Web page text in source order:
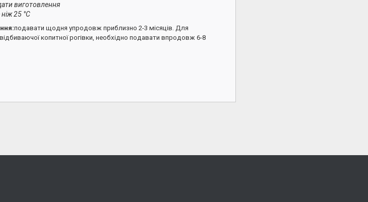
виготовлення
25 °C
подавати щодня упродовж приблизно 2-3 місяців. Для
відбиваючої копитної рогівки, необхідно подавати впродовж 6-8